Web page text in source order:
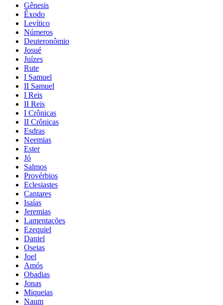
Gênesis
Êxodo
Levítico
Números
Deuteronômio
Josué
Juízes
Rute
I Samuel
II Samuel
I Reis
II Reis
I Crônicas
II Crônicas
Esdras
Neemias
Ester
Jó
Salmos
Provérbios
Eclesiastes
Cantares
Isaías
Jeremias
Lamentações
Ezequiel
Daniel
Oseias
Joel
Amós
Obadias
Jonas
Miqueias
Naum